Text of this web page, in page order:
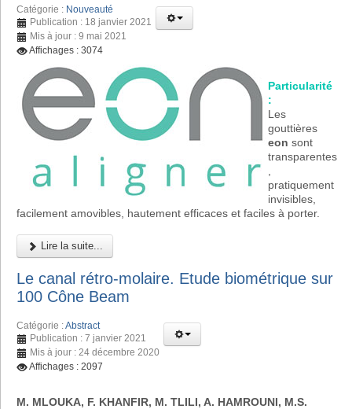
Catégorie : Nouveauté
Publication : 18 janvier 2021
Mis à jour : 9 mai 2021
Affichages : 3074
Particularité
:
Les
gouttières
eon sont
transparentes
,
pratiquement
invisibles,
facilement amovibles, hautement efficaces et faciles à porter.
Lire la suite...
Le canal rétro-molaire. Etude biométrique sur
100 Cône Beam
Catégorie :Abstract
Publication : 7 janvier 2021
Mis à jour : 24 décembre 2020
Affichages : 2097
M. MLOUKA, F. KHANFIR, M. TLILI, A. HAMROUNI, M.S.